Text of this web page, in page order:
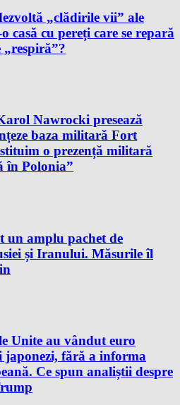
„clădirile vii” ale
cu pereți care se repară
Nawrocki presează
baza militară Fort
o prezență militară
în Polonia”
un amplu pachet de
și Iranului. Măsurile îl
Unite au vândut euro
japonezi, fără a informa
Ce spun analiștii despre